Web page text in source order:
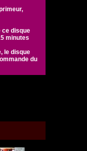
ce disque
minutes
le disque
du